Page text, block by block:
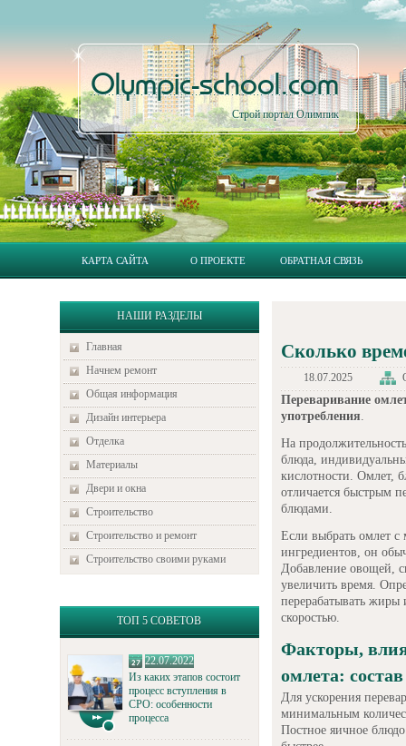
Olympic-school.com
Строй портал Олимпик
КАРТА САЙТА О ПРОЕКТЕ ОБРАТНАЯ СВЯЗЬ
НАШИ РАЗДЕЛЫ
Главная
Начнем ремонт
Общая информация
Дизайн интерьера
Отделка
Материалы
Двери и окна
Строительство
Строительство и ремонт
Строительство своими руками
ТОП 5 СОВЕТОВ
22.07.2022
Из каких этапов состоит
процесс вступления в
СРО: особенности
процесса
Сколько
18.07.2025
Переваривание
употребления
На
блюда,
кислотности. Омлет,
отличается быстрым
блюдами.
Если выбрать омлет
ингредиентов, он
Добавление овощей,
увеличить время.
перерабатывать жиры
скоростью.
Факторы,
омлета:
Для ускорения
минимальным
Постное яичное